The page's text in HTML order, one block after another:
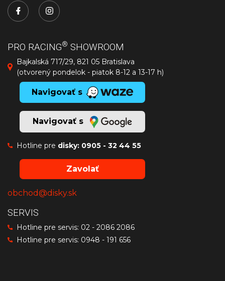
PRO RACING® SHOWROOM
Bajkalská 717/29, 821 05 Bratislava
(otvorený pondelok - piatok 8-12 a 13-17 h)
Navigovať s
Navigovať s
Hotline pre disky: 0905 - 32 44 55
Zavolať
obchod@disky.sk
SERVIS
Hotline pre servis: 02 - 2086 2086
Hotline pre servis: 0948 - 191 656